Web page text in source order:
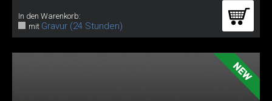
In den Warenkorb:
mit Gravur (24 Stunden)